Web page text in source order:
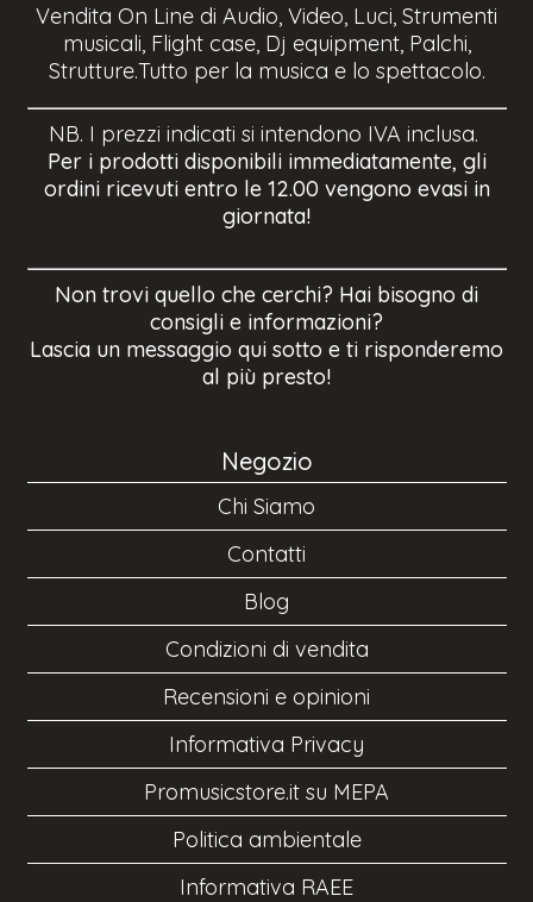
Vendita On Line di Audio, Video, Luci, Strumenti
musicali, Flight case, Dj equipment, Palchi,
Strutture.Tutto per la musica e lo spettacolo.
NB. I prezzi indicati si intendono IVA inclusa.
Per i prodotti disponibili immediatamente, gli
ordini ricevuti entro le 12.00 vengono evasi in
giornata!
Non trovi quello che cerchi? Hai bisogno di
consigli e informazioni?
Lascia un messaggio qui sotto e ti risponderemo
al più presto!
Negozio
Chi Siamo
Contatti
Blog
Condizioni di vendita
Recensioni e opinioni
Informativa Privacy
Promusicstore.it su MEPA
Politica ambientale
Informativa RAEE